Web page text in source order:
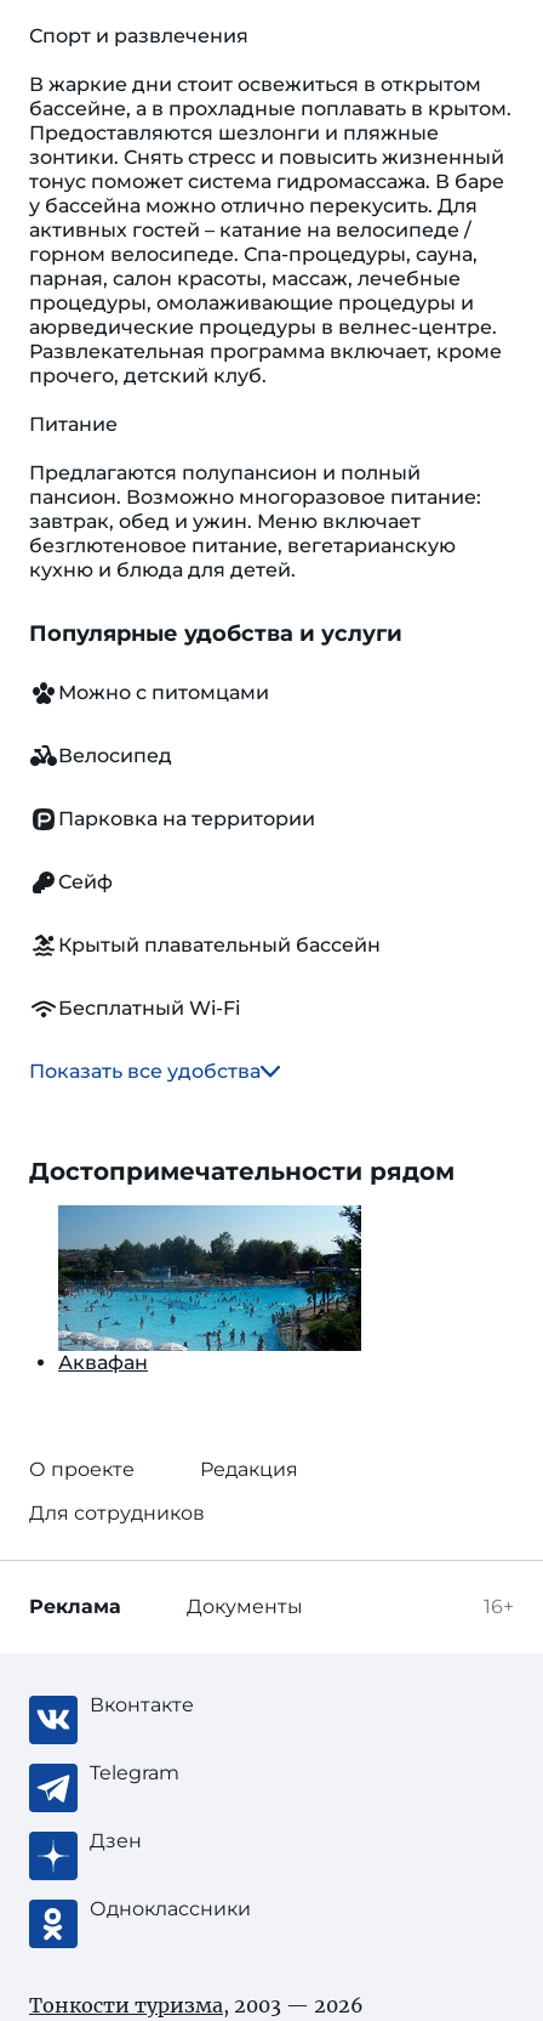
Спорт и развлечения
В жаркие дни стоит освежиться в открытом
бассейне, а в прохладные поплавать в крытом.
Предоставляются шезлонги и пляжные
зонтики. Снять стресс и повысить жизненный
тонус поможет система гидромассажа. В баре
у бассейна можно отлично перекусить. Для
активных гостей – катание на велосипеде /
горном велосипеде. Спа-процедуры, сауна,
парная, салон красоты, массаж, лечебные
процедуры, омолаживающие процедуры и
аюрведические процедуры в велнес-центре.
Развлекательная программа включает, кроме
прочего, детский клуб.
Питание
Предлагаются полупансион и полный
пансион. Возможно многоразовое питание:
завтрак, обед и ужин. Меню включает
безглютеновое питание, вегетарианскую
кухню и блюда для детей.
Популярные удобства и услуги
Можно с питомцами
Велосипед
Парковка на территории
Сейф
Крытый плавательный бассейн
Бесплатный Wi-Fi
Показать все удобства
Достопримечательности рядом
Аквафан
О проекте
Редакция
Для сотрудников
16+
Реклама Документы
Вконтакте
Telegram
Дзен
Одноклассники
Тонкости туризма, 2003 — 2026